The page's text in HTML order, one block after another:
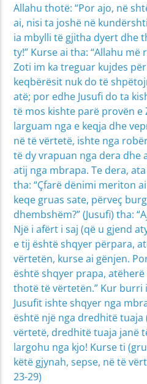
Allahu thotë: “Por ajo, në
ai, nisi ta joshë në
ia mbylli të gjitha dyert dhe
ty!” Kurse ai tha: “Allahu
Zoti im ka treguar kujdes
keqbërësit nuk do të
atë; por edhe Jusufi do ta
të mos kishte parë provën e
larguam nga e keqja dhe
në të vërtetë, ishte nga
të dy vrapuan nga dera dhe
atij nga mbrapa. Te dera,
tha: “Çfarë dënimi meriton
keqe gruas sate, përveç
dhembshëm?” (Jusufi) tha:
Një i afërt i saj (që u gjend
e tij është shqyer përpara,
vërtetën, kurse ai gënjen.
është shqyer prapa,
thotë të vërtetën.” Kur burri
Jusufit ishte shqyer nga
është një nga dredhitë tuaja
vërtetë, dredhitë tuaja janë
largohu nga kjo! Kurse ti
këtë gjynah, sepse, në të
23-29)